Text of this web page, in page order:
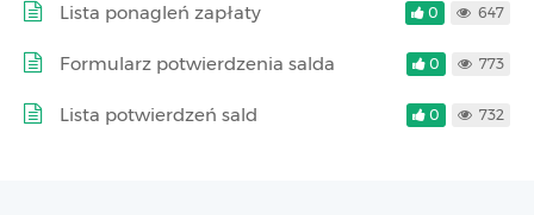
Lista ponagleń zapłaty 0 647
Formularz potwierdzenia salda 0 773
Lista potwierdzeń sald 0 732